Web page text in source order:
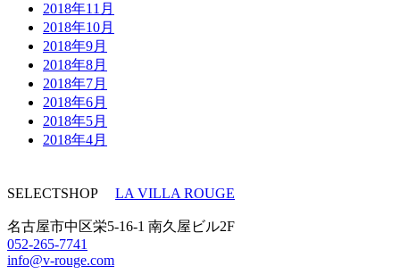
2018年11月
2018年10月
2018年9月
2018年8月
2018年7月
2018年6月
2018年5月
2018年4月
SELECTSHOP LA VILLA ROUGE
名古屋市中区栄5-16-1 南久屋ビル2F
052-265-7741
info@v-rouge.com